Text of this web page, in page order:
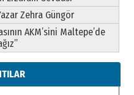
Zehra Güngör
AKM’sini Maltepe’de